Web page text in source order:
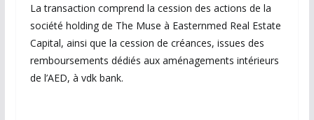
La transaction comprend la cession des actions de la
société holding de The Muse à Easternmed Real Estate
Capital, ainsi que la cession de créances, issues des
remboursements dédiés aux aménagements intérieurs
de l’AED, à vdk bank.